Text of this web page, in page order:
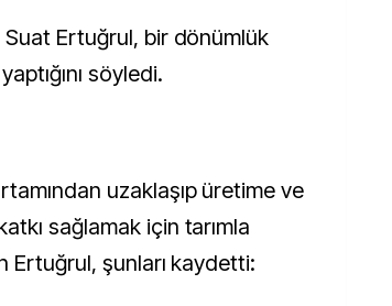
Ertuğrul, bir dönümlük
söyledi.
uzaklaşıp üretime ve
sağlamak için tarımla
Ertuğrul, şunları kaydetti: